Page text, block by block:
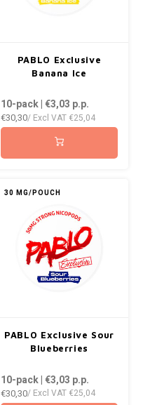
PABLO Exclusive
Banana Ice
10-pack | €3,03 p.p.
€30,30/ Excl VAT €25,04
30 MG/POUCH
PABLO Exclusive Sour
Blueberries
10-pack | €3,03 p.p.
€30,30/ Excl VAT €25,04